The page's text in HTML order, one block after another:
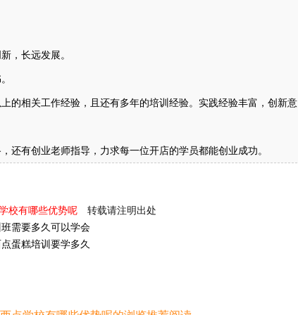
，长远发展。
的相关工作经验，且还有多年的培训经验。实践经验丰富，创新意
有创业老师指导，力求每一位开店的学员都能创业成功。
校有哪些优势呢
转载请注明出处
需要多久可以学会
蛋糕培训要学多久